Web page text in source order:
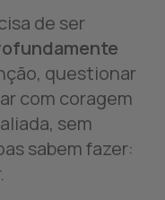
de ser
questionar
com coragem
sem
sabem fazer: